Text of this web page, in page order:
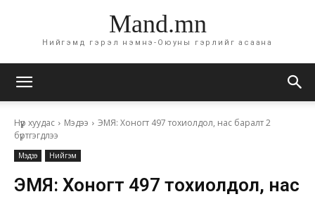
Mand.mn
Нийгэмд гэрэл нэмнэ-Оюуны гэрлийг асаана
Нүүр хуудас Мэдээ
ЭМЯ: Хоногт 497 тохиолдол, нас баралт 2
бүртгэгдлээ
Мэдээ Нийгэм
ЭМЯ: Хоногт 497 тохиолдол, нас